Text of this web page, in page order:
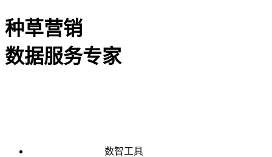
种草营销
数据服务专家
数智工具